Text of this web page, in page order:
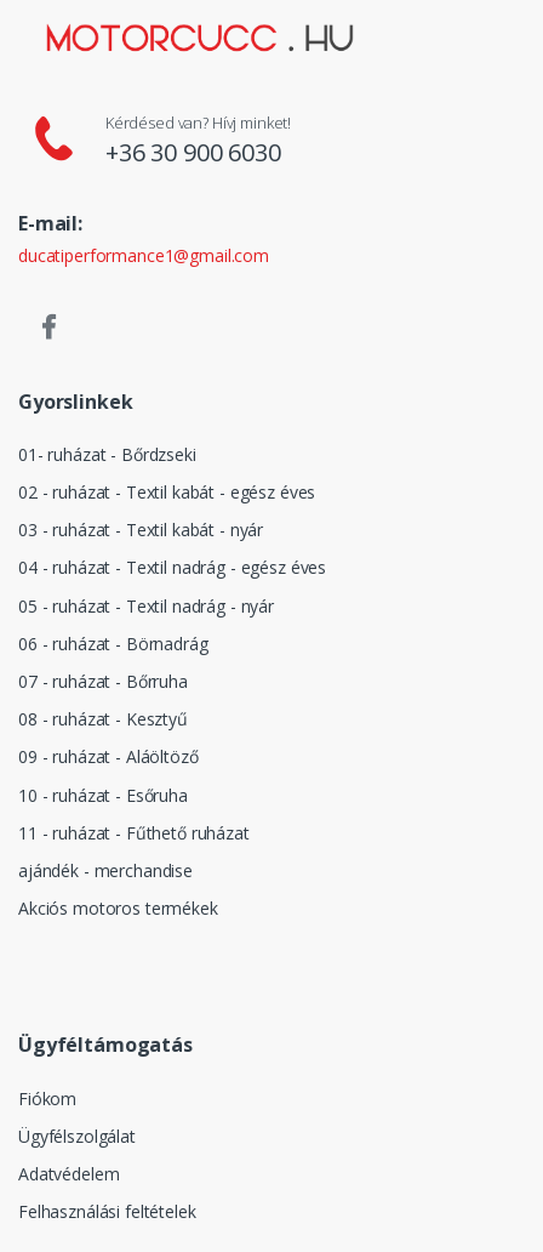
Kérdésed van? Hívj minket!
+36 30 900 6030
E-mail:
ducatiperformance1@gmail.com
Gyorslinkek
01- ruházat - Bőrdzseki
02 - ruházat - Textil kabát - egész éves
03 - ruházat - Textil kabát - nyár
04 - ruházat - Textil nadrág - egész éves
05 - ruházat - Textil nadrág - nyár
06 - ruházat - Börnadrág
07 - ruházat - Bőrruha
08 - ruházat - Kesztyű
09 - ruházat - Aláöltöző
10 - ruházat - Esőruha
11 - ruházat - Fűthető ruházat
ajándék - merchandise
Akciós motoros termékek
Ügyféltámogatás
Fiókom
Ügyfélszolgálat
Adatvédelem
Felhasználási feltételek